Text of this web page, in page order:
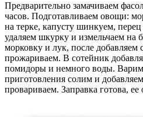
Предварительно замачиваем
часов. Подготавливаем овощи:
на терке, капусту шинкуем,
удаляем шкурку и измельчаем на
морковку и лук, после добавляем
прожариваем. В сотейник
помидоры и немного воды.
приготовления солим и
провариваем. Заправка готова, ее